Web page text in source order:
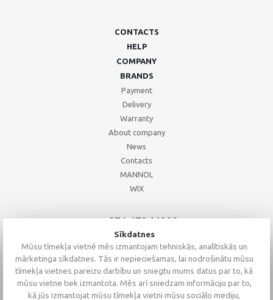
CONTACTS
HELP
COMPANY
BRANDS
Payment
Delivery
Warranty
About company
News
Contacts
MANNOL
WIX
+371 67244008
+371 67271055
+371 26002793
Sīkdatnes
Mūsu tīmekļa vietnē mēs izmantojam tehniskās, analītiskās un
mārketinga sīkdatnes. Tās ir nepieciešamas, lai nodrošinātu mūsu
tīmekļa vietnes pareizu darbību un sniegtu mums datus par to, kā
mūsu vietne tiek izmantota. Mēs arī sniedzam informāciju par to,
kā jūs izmantojat mūsu tīmekļa vietni mūsu sociālo mediju,